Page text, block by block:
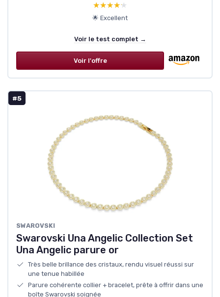
★★★★★
★★★★★
🌟 Excellent
Voir le test complet →
Voir l'offre
#5
SWAROVSKI
Swarovski Una Angelic Collection Set
Una Angelic parure or
Très belle brillance des cristaux, rendu visuel réussi sur
une tenue habillée
Parure cohérente collier + bracelet, prête à offrir dans une
boîte Swarovski soignée